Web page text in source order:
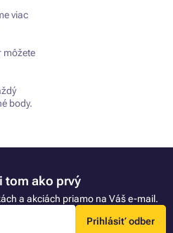
viac
môžete
body.
tom ako prvý
a akciách priamo na Váš e-mail.
Prihlásiť odber